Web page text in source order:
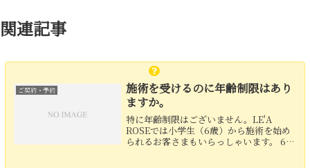
関連記事
ご契約・予約
施術を受けるのに年齢制限はあり
ますか。
特に年齢制限はございません。LE'A
ROSEでは小学生（6歳）から施術を始め
られるお客さまもいらっしゃいます。 60